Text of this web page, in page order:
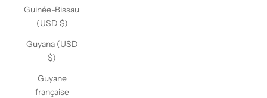
Guinée-Bissau
(USD $)
Guyana (USD
$)
Guyane
française